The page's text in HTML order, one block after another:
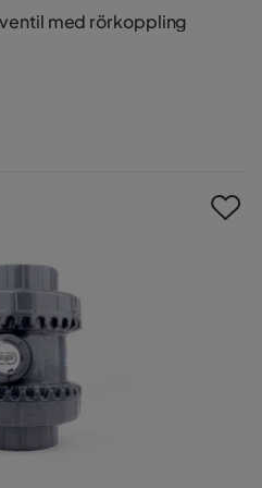
med rörkoppling